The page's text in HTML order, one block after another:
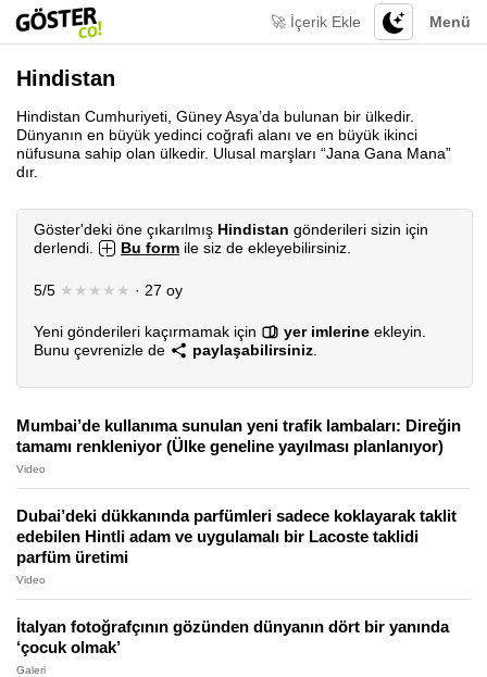
Menü
🚀 İçerik Ekle
Hindistan
Hindistan Cumhuriyeti, Güney Asya’da bulunan bir ülkedir.
Dünyanın en büyük yedinci coğrafi alanı ve en büyük ikinci
nüfusuna sahip olan ülkedir. Ulusal marşları “Jana Gana Mana”
dır.
Göster'deki öne çıkarılmış Hindistan gönderileri sizin için
derlendi.
Bu form ile siz de ekleyebilirsiniz.
5/5 ★★★★★ · 27 oy
Yeni gönderileri kaçırmamak için yer imlerine ekleyin.
Bunu çevrenizle de
paylaşabilirsiniz
Mumbai’de kullanıma sunulan yeni trafik lambaları: Direğin
tamamı renkleniyor (Ülke geneline yayılması planlanıyor)
Video
Dubai’deki dükkanında parfümleri sadece koklayarak taklit
edebilen Hintli adam ve uygulamalı bir Lacoste taklidi
parfüm üretimi
Video
İtalyan fotoğrafçının gözünden dünyanın dört bir yanında
‘çocuk olmak’
Galeri